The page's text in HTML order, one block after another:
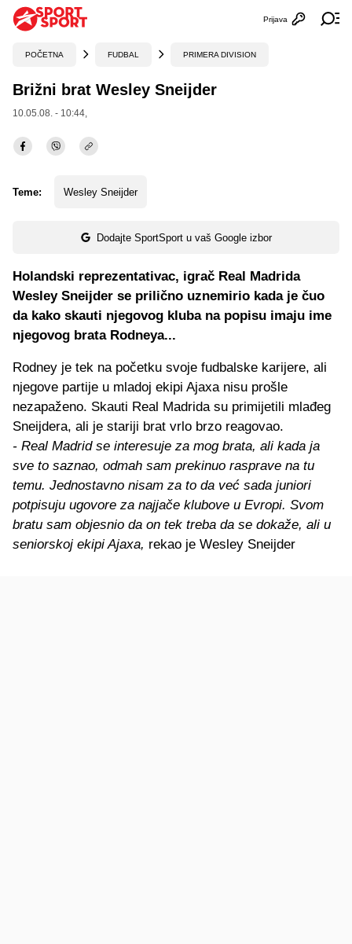
Otvori
Prijava
POČETNA FUDBAL PRIMERA DIVISION
Brižni brat Wesley Sneijder
10.05.08. - 10:44,
Teme: Wesley Sneijder
Dodajte SportSport u vaš Google izbor
Holandski reprezentativac, igrač Real Madrida
Wesley Sneijder se prilično uznemirio kada je čuo
da kako skauti njegovog kluba na popisu imaju ime
njegovog brata Rodneya...
Rodney je tek na početku svoje fudbalske karijere, ali
njegove partije u mladoj ekipi Ajaxa nisu prošle
nezapaženo. Skauti Real Madrida su primijetili mlađeg
Sneijdera, ali je stariji brat vrlo brzo reagovao.
- Real Madrid se interesuje za mog brata, ali kada ja
sve to saznao, odmah sam prekinuo rasprave na tu
temu. Jednostavno nisam za to da već sada juniori
potpisuju ugovore za najjače klubove u Evropi. Svom
bratu sam objesnio da on tek treba da se dokaže, ali u
seniorskoj ekipi Ajaxa, rekao je Wesley Sneijder